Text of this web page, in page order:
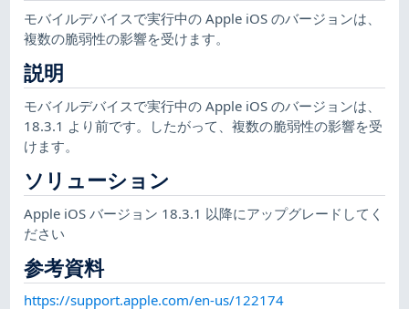
モバイルデバイスで実行中の Apple iOS のバージョンは、
複数の脆弱性の影響を受けます。
説明
モバイルデバイスで実行中の Apple iOS のバージョンは、
18.3.1 より前です。したがって、複数の脆弱性の影響を受
けます。
ソリューション
Apple iOS バージョン 18.3.1 以降にアップグレードしてく
ださい
参考資料
https://support.apple.com/en-us/122174